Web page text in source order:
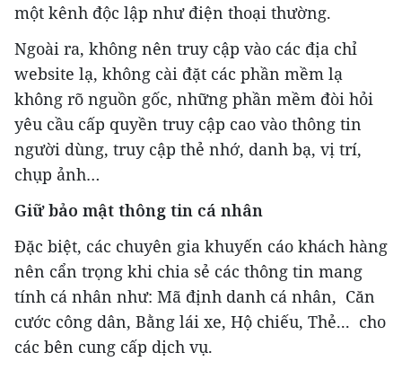
một kênh độc lập như điện thoại thường.
Ngoài ra, không nên truy cập vào các địa chỉ
website lạ, không cài đặt các phần mềm lạ
không rõ nguồn gốc, những phần mềm đòi hỏi
yêu cầu cấp quyền truy cập cao vào thông tin
người dùng, truy cập thẻ nhớ, danh bạ, vị trí,
chụp ảnh…
Giữ bảo mật thông tin cá nhân
Đặc biệt, các chuyên gia khuyến cáo khách hàng
nên cẩn trọng khi chia sẻ các thông tin mang
tính cá nhân như: Mã định danh cá nhân, Căn
cước công dân, Bằng lái xe, Hộ chiếu, Thẻ... cho
các bên cung cấp dịch vụ.